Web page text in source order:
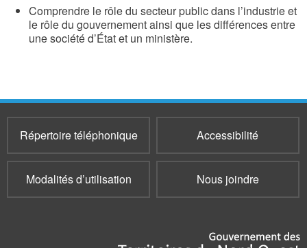
Comprendre le rôle du secteur public dans l’industrie et
le rôle du gouvernement ainsi que les différences entre
une société d’État et un ministère.
Répertoire téléphonique Accessibilité
Modalités d’utilisation Nous joindre